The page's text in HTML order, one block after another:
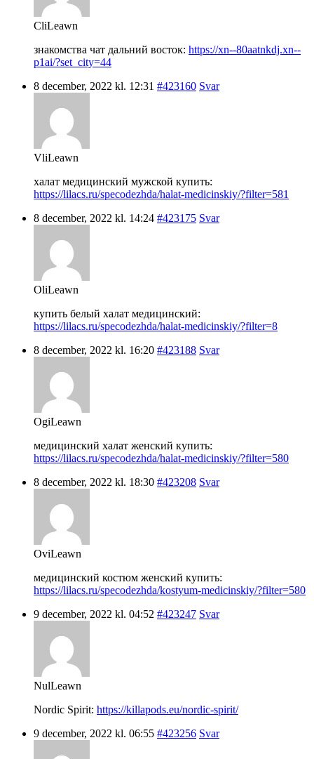
CliLeawn
знакомства чат дальний восток: https://xn--80aatnkdj.xn--
p1ai/?set_city=44
8 december, 2022 kl. 12:31 #423160 Svar
VliLeawn
халат медицинский мужской купить:
https://lilacs.ru/specodezhda/halat-medicinskiy/?filter=581
8 december, 2022 kl. 14:24 #423175 Svar
OliLeawn
купить белый халат медицинский:
https://lilacs.ru/specodezhda/halat-medicinskiy/?filter=8
8 december, 2022 kl. 16:20 #423188 Svar
OgiLeawn
медицинский халат женский купить:
https://lilacs.ru/specodezhda/halat-medicinskiy/?filter=580
8 december, 2022 kl. 18:30 #423208 Svar
OviLeawn
медицинский костюм женский купить:
https://lilacs.ru/specodezhda/kostyum-medicinskiy/?filter=580
9 december, 2022 kl. 04:52 #423247 Svar
NulLeawn
Nordic Spirit: https://killapods.eu/nordic-spirit/
9 december, 2022 kl. 06:55 #423256 Svar